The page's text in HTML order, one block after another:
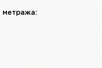
метража: